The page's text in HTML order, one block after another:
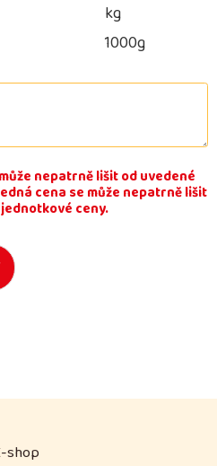
kg
1000g
nepatrně lišit od uvedené
cena se může nepatrně lišit
ceny.
shop